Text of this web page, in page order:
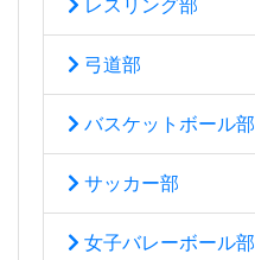
レスリング部
弓道部
バスケットボール部
サッカー部
女子バレーボール部